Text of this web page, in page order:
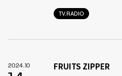
TV.RADIO
2024.10
FRUITS ZIPPER